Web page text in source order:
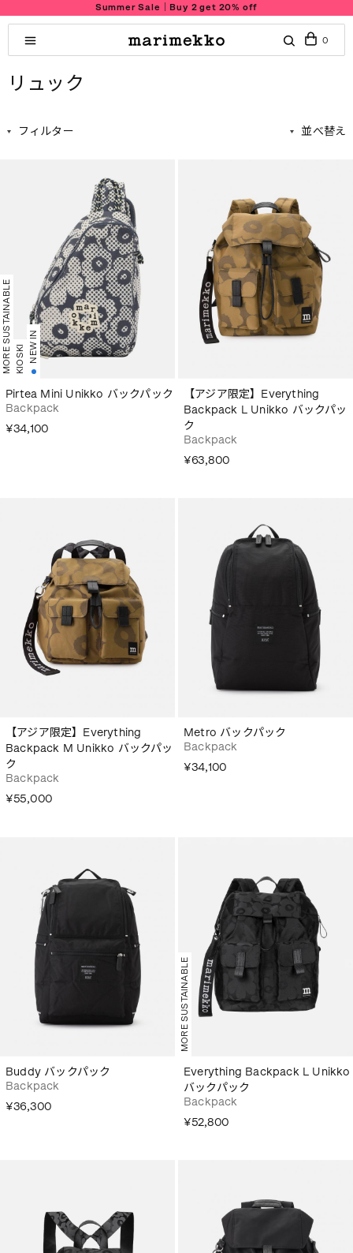
Summer Sale｜Buy 2 get 20% off
0
リュック
フィルター 並べ替え
MORE SUSTAINABLE KIOSKI NEW IN
Pirtea Mini Unikko バックパック
Backpack
¥34,100
【アジア限定】Everything
Backpack L Unikko バックパッ
ク
Backpack
¥63,800
【アジア限定】Everything
Backpack M Unikko バックパッ
ク
Backpack
¥55,000
Metro バックパック
Backpack
¥34,100
Buddy バックパック
Backpack
¥36,300
MORE SUSTAINABLE
Everything Backpack L Unikko
バックパック
Backpack
¥52,800